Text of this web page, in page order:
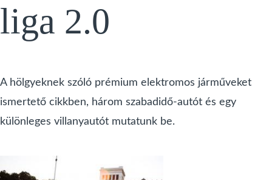
liga 2.0
A hölgyeknek szóló prémium elektromos járműveket
ismertető cikkben, három szabadidő-autót és egy
különleges villanyautót mutatunk be.